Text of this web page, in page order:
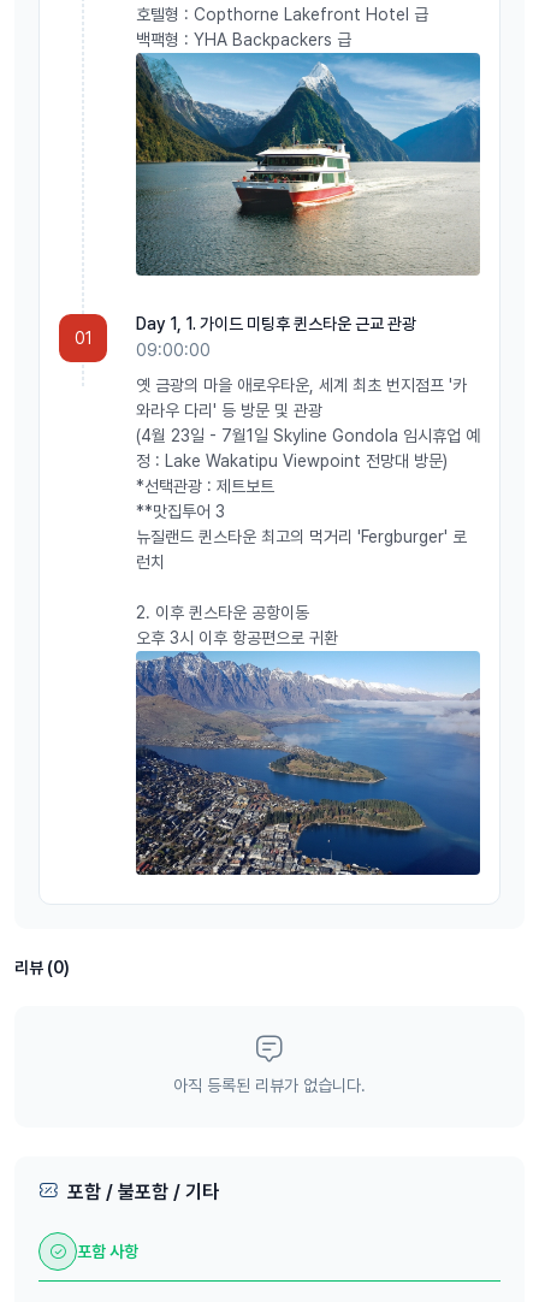
호텔형 : Copthorne Lakefront Hotel 급
백팩형 : YHA Backpackers 급
01
Day 1, 1. ​​가이드 미팅후 퀸스타운 ​근교 관광
09:00:00
옛 금광의 마을 애로우타운, 세계 최초 번지점프 '카
와라우 다리' 등 방문 및 관광
​(4월 23일 - 7월1일 Skyline Gondola 임시휴업 예
정 : Lake Wakatipu Viewpoint 전망대 방문)
​*선택관광 : 제트보트
**맛집투어 3
뉴질랜드 퀸스타운 최고의 먹거리 'Fergburger' 로
런치
2. 이후 퀸스타운 공항이동
오후 3시 이후 항공편으로 귀환
리뷰 (0)
아직 등록된 리뷰가 없습니다.
포함 / 불포함 / 기타
포함 사항